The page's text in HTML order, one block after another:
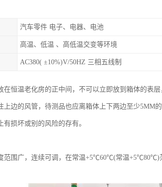
汽车零件 电子、电器、电池
高温、低温 、高低温交变等环境
AC380( ±10%)V/50HZ 三相五线制
在恒温老化房的正中间，不可以立即放到箱体的表
上边的风管，待测品也应离箱体上下两边至少5MM
有损坏或别的风险的存有。
范围广，连续可调，在常温+5℃60℃(常温+5℃80℃)